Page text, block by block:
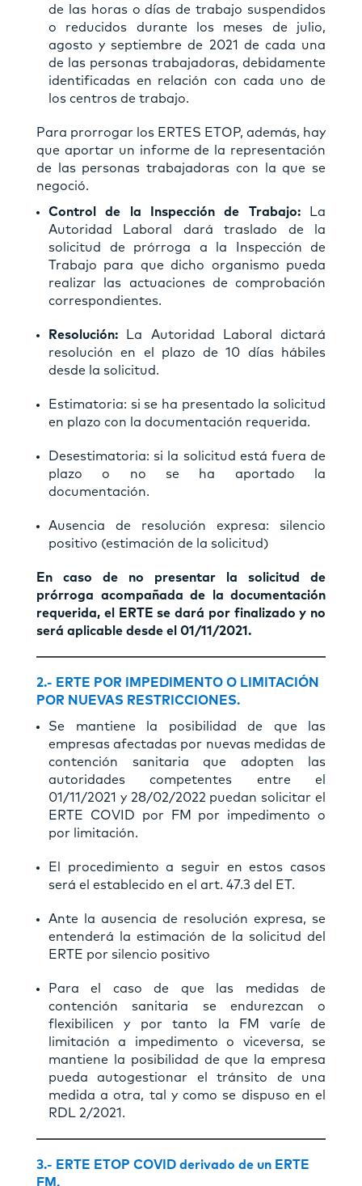
de las horas o días de trabajo suspendidos
o reducidos durante los meses de julio,
agosto y septiembre de 2021 de cada una
de las personas trabajadoras, debidamente
identificadas en relación con cada uno de
los centros de trabajo.
Para prorrogar los ERTES ETOP, además, hay
que aportar un informe de la representación
de las personas trabajadoras con la que se
negoció.
Control de la Inspección de Trabajo:
La
Autoridad Laboral dará traslado de la
solicitud de prórroga a la Inspección de
Trabajo para que dicho organismo pueda
realizar las actuaciones de comprobación
correspondientes.
Resolución: La Autoridad Laboral dictará
resolución en el plazo de 10 días hábiles
desde la solicitud.
Estimatoria: si se ha presentado la solicitud
en plazo con la documentación requerida.
Desestimatoria: si la solicitud está fuera de
plazo o no se ha aportado la
documentación.
Ausencia de resolución expresa: silencio
positivo (estimación de la solicitud)
En caso de no presentar la solicitud de
prórroga acompañada de la documentación
requerida, el ERTE se dará por finalizado y no
será aplicable desde el 01/11/2021.
2.- ERTE POR IMPEDIMENTO O LIMITACIÓN
POR NUEVAS RESTRICCIONES.
Se mantiene la posibilidad de que las
empresas afectadas por nuevas medidas de
contención sanitaria que adopten las
autoridades competentes entre el
01/11/2021 y 28/02/2022 puedan solicitar el
ERTE COVID por FM por impedimento o
por limitación.
El procedimiento a seguir en estos casos
será el establecido en el art. 47.3 del ET.
Ante la ausencia de resolución expresa, se
entenderá la estimación de la solicitud del
ERTE por silencio positivo
Para el caso de que las medidas de
contención sanitaria se endurezcan o
flexibilicen y por tanto la FM varíe de
limitación a impedimento o viceversa, se
mantiene la posibilidad de que la empresa
pueda autogestionar el tránsito de una
medida a otra, tal y como se dispuso en el
RDL 2/2021.
3.- ERTE ETOP COVID derivado de un ERTE
FM.